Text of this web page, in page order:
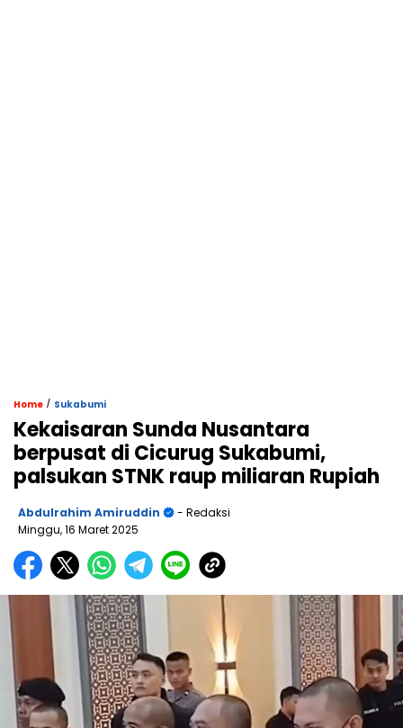
Home / Sukabumi
Kekaisaran Sunda Nusantara
berpusat di Cicurug Sukabumi,
palsukan STNK raup miliaran Rupiah
Abdulrahim Amiruddin
- Redaksi
Minggu, 16 Maret 2025